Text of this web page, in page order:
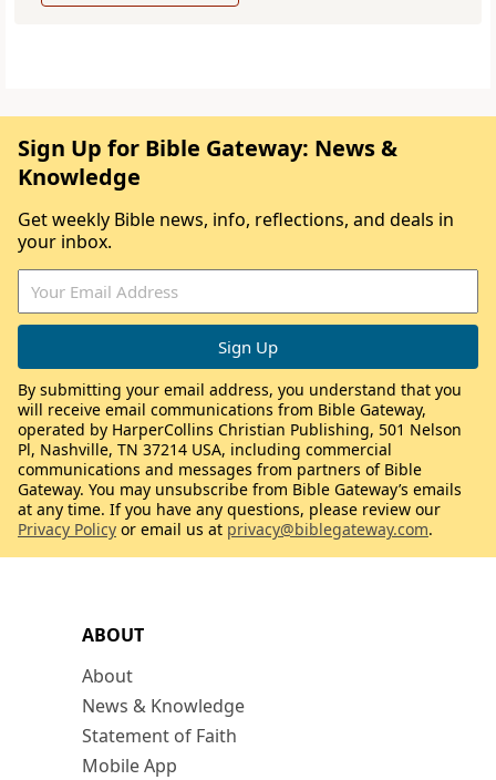
ABOUT
About
News & Knowledge
Statement of Faith
Mobile App
Sign Up for Bible Gateway: News &
Knowledge
Get weekly Bible news, info, reflections, and deals in
your inbox.
By submitting your email address, you understand that you
will receive email communications from Bible Gateway,
operated by HarperCollins Christian Publishing, 501 Nelson
Pl, Nashville, TN 37214 USA, including commercial
communications and messages from partners of Bible
Gateway. You may unsubscribe from Bible Gateway’s emails
at any time. If you have any questions, please review our
Privacy Policy or email us at privacy@biblegateway.com.